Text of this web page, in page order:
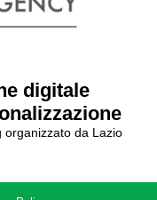
digitale
organizzato da Lazio